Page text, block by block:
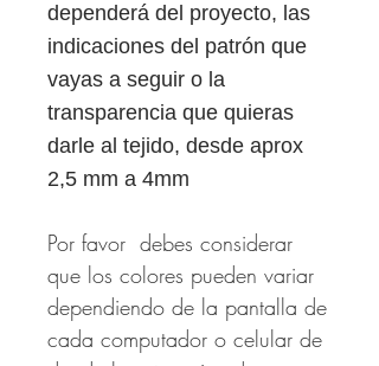
dependerá del proyecto, las
indicaciones del patrón que
vayas a seguir o la
transparencia que quieras
darle al tejido, desde aprox
2,5 mm a 4mm
Por favor debes considerar
que los colores pueden variar
dependiendo de la pantalla de
cada computador o celular de